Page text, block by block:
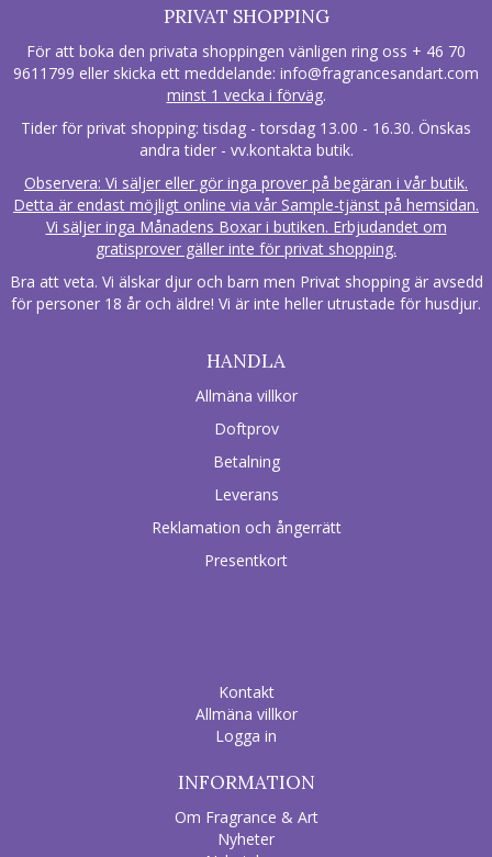
PRIVAT SHOPPING
För att boka den privata shoppingen vänligen ring oss + 46 70
9611799 eller skicka ett meddelande: info@fragrancesandart.com
minst 1 vecka i förväg.
Tider för privat shopping: tisdag - torsdag 13.00 - 16.30. Önskas
andra tider - vv.kontakta butik.
Observera: Vi säljer eller gör inga prover på begäran i vår butik.
Detta är endast möjligt online via vår Sample-tjänst på hemsidan.
Vi säljer inga Månadens Boxar i butiken. Erbjudandet om
gratisprover gäller inte för privat shopping.
Bra att veta. Vi älskar djur och barn men Privat shopping är avsedd
för personer 18 år och äldre! Vi är inte heller utrustade för husdjur.
HANDLA
Allmäna villkor
Doftprov
Betalning
Leverans
Reklamation och ångerrätt
Presentkort
Kontakt
Allmäna villkor
Logga in
INFORMATION
Om Fragrance & Art
Nyheter